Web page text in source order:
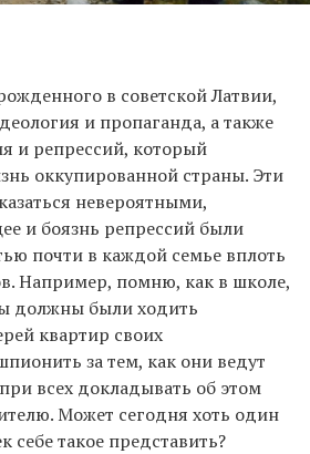
в советской Латвии,
и пропаганда, а также
и репрессий, который
оккупированной страны. Эти
невероятными,
и боязнь репрессий были
почти в каждой семье вплоть
Например, помню, как в школе,
должны были ходить
квартир своих
за тем, как они ведут
всех докладывать об этом
Может сегодня хоть один
себе такое представить?